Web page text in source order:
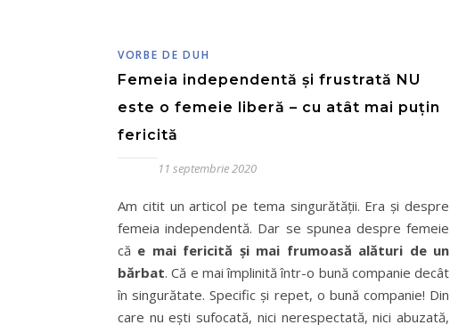
VORBE DE DUH
Femeia independentă și frustrată NU
este o femeie liberă – cu atât mai puțin
fericită
11 septembrie 2020
Am citit un articol pe tema singurătății. Era și despre
femeia independentă. Dar se spunea despre femeie
că e mai fericită și mai frumoasă alături de un
bărbat. Că e mai împlinită într-o bună companie decât
în singurătate. Specific și repet, o bună companie! Din
care nu ești sufocată, nici nerespectată, nici abuzată,